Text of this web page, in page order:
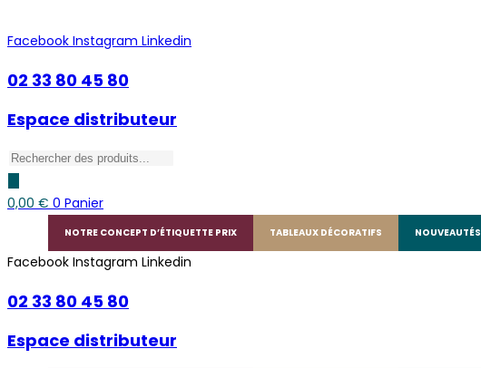
to
Facebook Instagram Linkedin
02 33 80 45 80
Espace distributeur
Recherche
produits
0,00 € 0 Panier
NOTRE CONCEPT D’ÉTIQUETTE PRIX TABLEAUX DÉCORATIFS NOUVEAUTÉS
Facebook Instagram Linkedin
02 33 80 45 80
Espace distributeur